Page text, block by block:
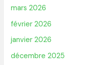
mars 2026
février 2026
janvier 2026
décembre 2025